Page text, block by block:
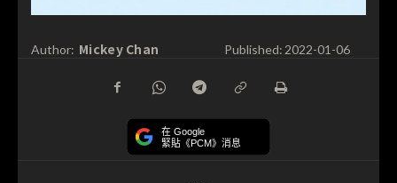
Author: Mickey Chan Published: 2022-01-06
在 Google
緊貼《PCM》消息